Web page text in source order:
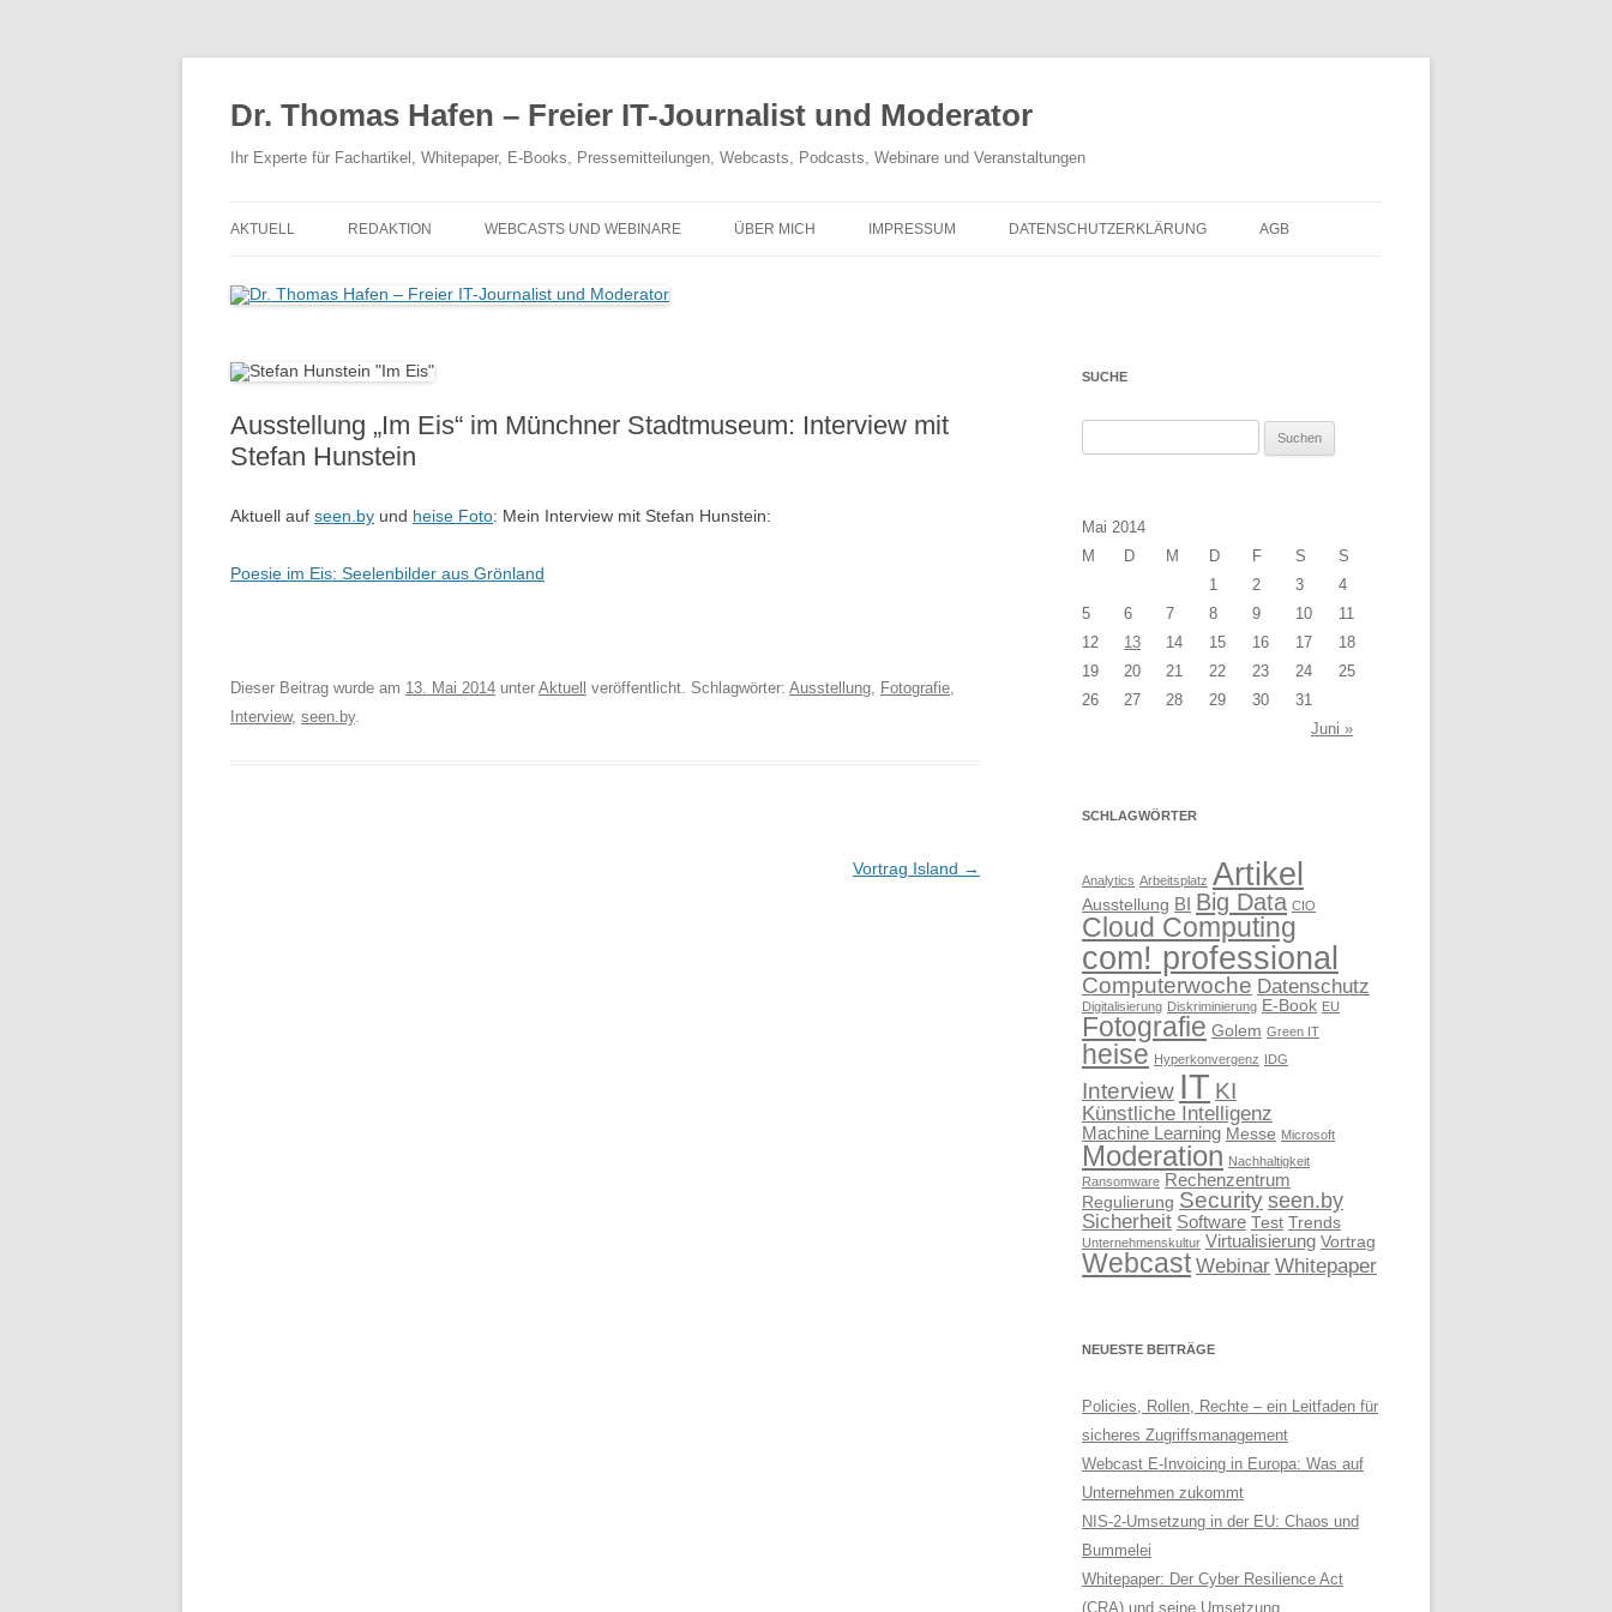
Dr. Thomas Hafen – Freier IT-Journalist und Moderator
Ihr Experte für Fachartikel, Whitepaper, E-Books, Pressemitteilungen, Webcasts, Podcasts, Webinare und Veranstaltungen
AKTUELL REDAKTION WEBCASTS UND WEBINARE ÜBER MICH IMPRESSUM DATENSCHUTZERKLÄRUNG AGB
Ausstellung „Im Eis“ im Münchner Stadtmuseum: Interview mit
Stefan Hunstein
Aktuell auf seen.by und heise Foto: Mein Interview mit Stefan Hunstein:
Poesie im Eis: Seelenbilder aus Grönland
Dieser Beitrag wurde am 13. Mai 2014 unter Aktuell veröffentlicht. Schlagwörter: Ausstellung, Fotografie,
Interview, seen.by.
Vortrag Island →
SUCHE
Mai 2014
M
D M D F S
S
1
2 3
4
5
6 7 8 9 10
11
12
13 14 15 16 17
18
19
20 21 22 23 24
25
26
27 28 29 30
31
Juni »
SCHLAGWÖRTER
Analytics Arbeitsplatz Artikel
Ausstellung BI Big Data CIO
Cloud Computing
com! professional
Computerwoche Datenschutz
Digitalisierung Diskriminierung E-Book EU
Fotografie Golem Green IT
heise Hyperkonvergenz IDG
Interview IT KI
Künstliche Intelligenz
Machine Learning Messe Microsoft
Moderation Nachhaltigkeit
Ransomware Rechenzentrum
Regulierung Securityseen.by
Sicherheit Software Test Trends
Unternehmenskultur Virtualisierung Vortrag
Webcast Webinar Whitepaper
NEUESTE BEITRÄGE
Policies, Rollen, Rechte – ein Leitfaden für
sicheres Zugriffsmanagement
Webcast E-Invoicing in Europa: Was auf
Unternehmen zukommt
NIS-2-Umsetzung in der EU: Chaos und
Bummelei
Whitepaper: Der Cyber Resilience Act
(CRA) und seine Umsetzung